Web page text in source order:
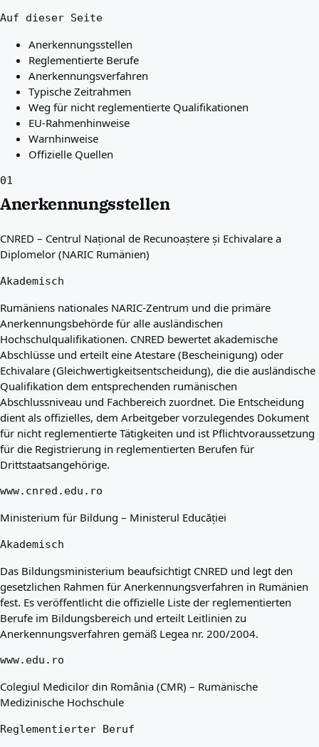
Auf dieser Seite
Anerkennungsstellen
Reglementierte Berufe
Anerkennungsverfahren
Typische Zeitrahmen
Weg für nicht reglementierte Qualifikationen
EU-Rahmenhinweise
Warnhinweise
Offizielle Quellen
01
Anerkennungsstellen
CNRED – Centrul Național de Recunoaștere și Echivalare a
Diplomelor (NARIC Rumänien)
Akademisch
Rumäniens nationales NARIC-Zentrum und die primäre
Anerkennungsbehörde für alle ausländischen
Hochschulqualifikationen. CNRED bewertet akademische
Abschlüsse und erteilt eine Atestare (Bescheinigung) oder
Echivalare (Gleichwertigkeitsentscheidung), die die ausländische
Qualifikation dem entsprechenden rumänischen
Abschlussniveau und Fachbereich zuordnet. Die Entscheidung
dient als offizielles, dem Arbeitgeber vorzulegendes Dokument
für nicht reglementierte Tätigkeiten und ist Pflichtvoraussetzung
für die Registrierung in reglementierten Berufen für
Drittstaatsangehörige.
www.cnred.edu.ro
Ministerium für Bildung – Ministerul Educăției
Akademisch
Das Bildungsministerium beaufsichtigt CNRED und legt den
gesetzlichen Rahmen für Anerkennungsverfahren in Rumänien
fest. Es veröffentlicht die offizielle Liste der reglementierten
Berufe im Bildungsbereich und erteilt Leitlinien zu
Anerkennungsverfahren gemäß Legea nr. 200/2004.
www.edu.ro
Colegiul Medicilor din România (CMR) – Rumänische
Medizinische Hochschule
Reglementierter Beruf